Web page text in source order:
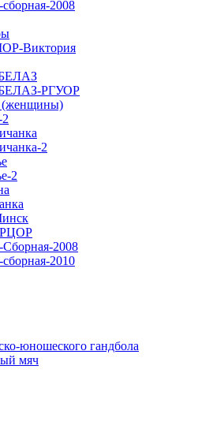
2008
Виктория
РГУОР
(женщины)
2
2
РЦОР
2008
2010
юношеского гандбола
мяч